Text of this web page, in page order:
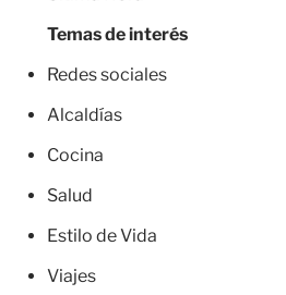
Temas de interés
Redes sociales
Alcaldías
Cocina
Salud
Estilo de Vida
Viajes